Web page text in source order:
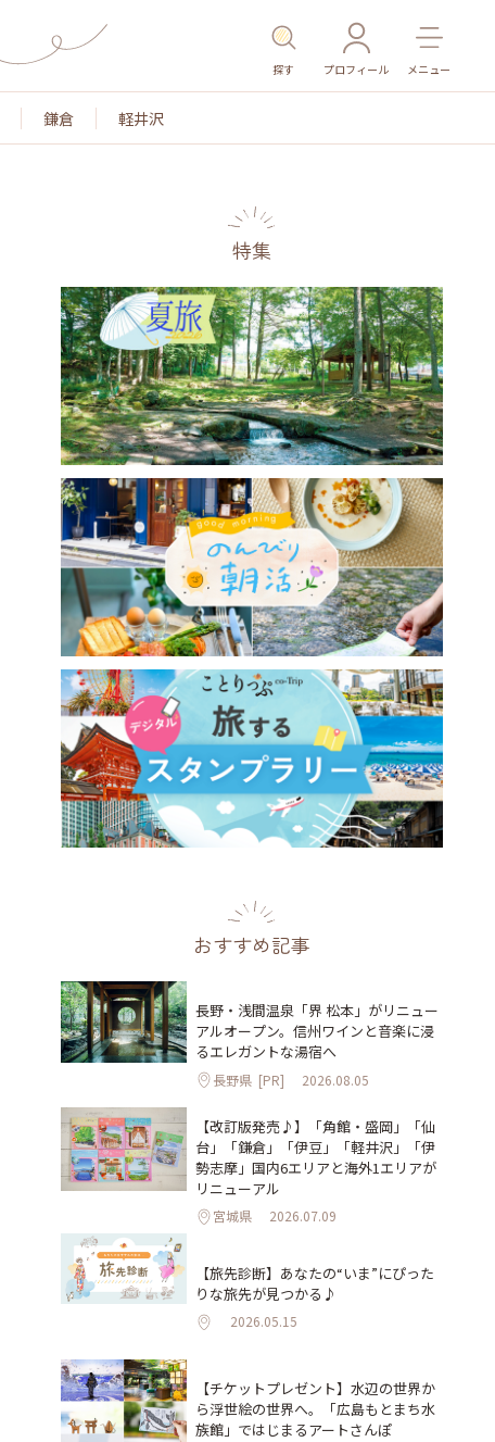
探す プロフィール メニュー
鎌倉 軽井沢
名所・旧跡 温泉・スパ その他施設 ごはん
特集
おすすめ記事
長野・浅間温泉「界 松本」がリニュー
アルオープン。信州ワインと音楽に浸
るエレガントな湯宿へ
長野県 [PR] 2026.08.05
【改訂版発売♪】「角館・盛岡」「仙
台」「鎌倉」「伊豆」「軽井沢」「伊
勢志摩」国内6エリアと海外1エリアが
リニューアル
宮城県 2026.07.09
【旅先診断】あなたの“いま”にぴった
りな旅先が見つかる♪
2026.05.15
【チケットプレゼント】水辺の世界か
ら浮世絵の世界へ。「広島もとまち水
族館」ではじまるアートさんぽ